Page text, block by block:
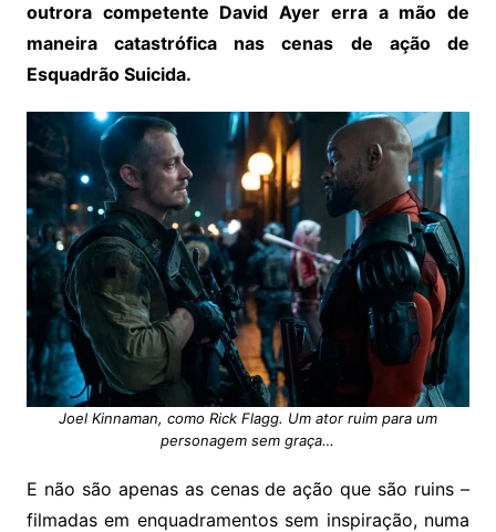
outrora competente David Ayer erra a mão de
maneira catastrófica nas cenas de ação de
Esquadrão Suicida.
Joel Kinnaman, como Rick Flagg. Um ator ruim para um
personagem sem graça…
E não são apenas as cenas de ação que são ruins –
filmadas em enquadramentos sem inspiração, numa